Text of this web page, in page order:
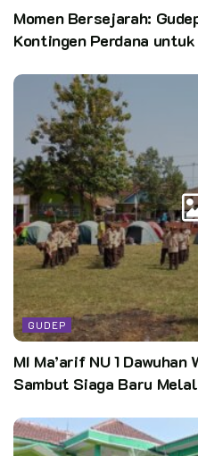
Momen Bersejarah:
Kontingen Perdana
GUDEP
MI Ma’arif NU 1
Sambut Siaga Baru